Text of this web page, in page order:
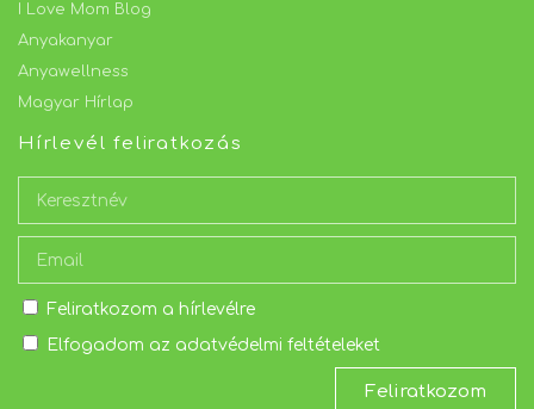
I Love Mom Blog
Anyakanyar
Anyawellness
Magyar Hírlap
Hírlevél feliratkozás
Feliratkozom a hírlevélre
Elfogadom az adatvédelmi feltételeket
Feliratkozom